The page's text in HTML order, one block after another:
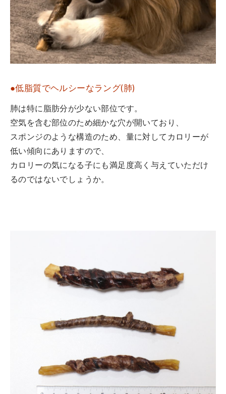
●低脂質でヘルシーなラング(肺)
肺は特に脂肪分が少ない部位です。
空気を含む部位のため細かな穴が開いており、
スポンジのような構造のため、量に対してカロリーが
低い傾向にありますので、
カロリーの気になる子にも満足度高く与えていただけ
るのではないでしょうか。